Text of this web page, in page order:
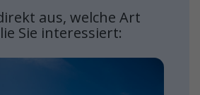
aus, welche Art
Sie interessiert: